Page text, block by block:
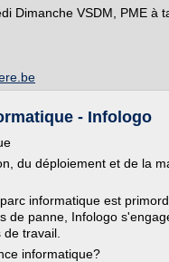
Dimanche VSDM, PME à
- Infologo
du déploiement et de la
informatique est
de panne, Infologo
travail.
informatique?